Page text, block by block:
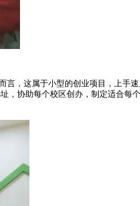
言，这属于小型的创业项目，上手
，协助每个校区创办，制定适合每